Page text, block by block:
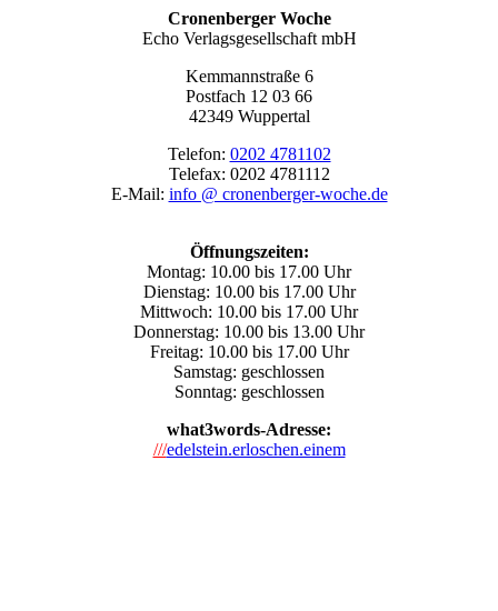
Cronenberger Woche
Echo Verlagsgesellschaft mbH
Kemmannstraße 6
Postfach 12 03 66
42349 Wuppertal
Telefon: 0202 4781102
Telefax: 0202 4781112
E-Mail: info @ cronenberger-woche.de
Öffnungszeiten:
Montag: 10.00 bis 17.00 Uhr
Dienstag: 10.00 bis 17.00 Uhr
Mittwoch: 10.00 bis 17.00 Uhr
Donnerstag: 10.00 bis 13.00 Uhr
Freitag: 10.00 bis 17.00 Uhr
Samstag: geschlossen
Sonntag: geschlossen
what3words-Adresse:
///edelstein.erloschen.einem